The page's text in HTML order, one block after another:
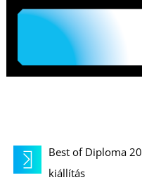
Best of Diploma
kiállítás